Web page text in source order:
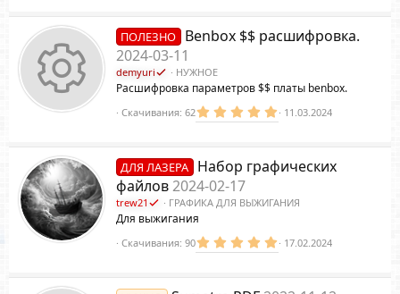
И
к
о
н
0
в
И
к
ПОЛЕЗНО
Benbox $$ расшифровка.
2024-03-11
demyuri НУЖНОЕ
Расшифровка параметров $$ платы benbox.
5
.
0
в
д
Скачивания 62 11.03.2024
ДЛЯ ЛАЗЕРА
Набор графических
файлов2024-02-17
trew21 ГРАФИКА ДЛЯ ВЫЖИГАНИЯ
Для выжигания
5
.
0
з
Скачивания 90 17.02.2024